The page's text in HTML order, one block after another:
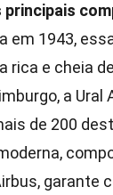
em 1943,
rica e cheia
a Ural
de 200
garante